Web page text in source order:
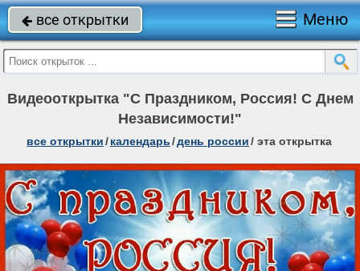
 все открытки Меню
Видеооткрытка "С Праздником, Россия! С Днем
Независимости!"
все открытки/календарь/день россии/ эта открытка